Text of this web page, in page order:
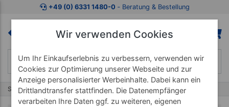
+49 (0) 6331 1480-0 ‐ Beratung & Bestellung
Start Marken Igloo
Wir verwenden Cookies
Um Ihr Einkaufserlebnis zu verbessern, verwenden wir
Cookies zur Optimierung unserer Webseite und zur
Anzeige personalisierter Werbeinhalte. Dabei kann ein
Drittlandtransfer stattfinden. Die Datenempfänger
verarbeiten Ihre Daten ggf. zu weiteren, eigenen